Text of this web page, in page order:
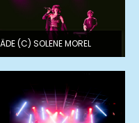
(C) SOLENE MOREL